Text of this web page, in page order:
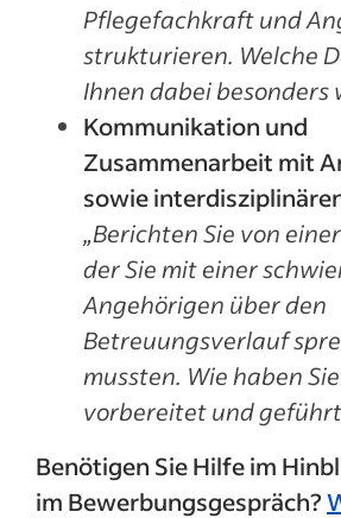
Pflegefachkraft und
strukturieren. Welche
Ihnen dabei besonders
Kommunikation und
Zusammenarbeit mit
sowie
„Berichten Sie von
der Sie mit einer
Angehörigen über den
Betreuungsverlauf
mussten. Wie haben
vorbereitet und
Benötigen Sie Hilfe im
im Bewerbungsgespräch?